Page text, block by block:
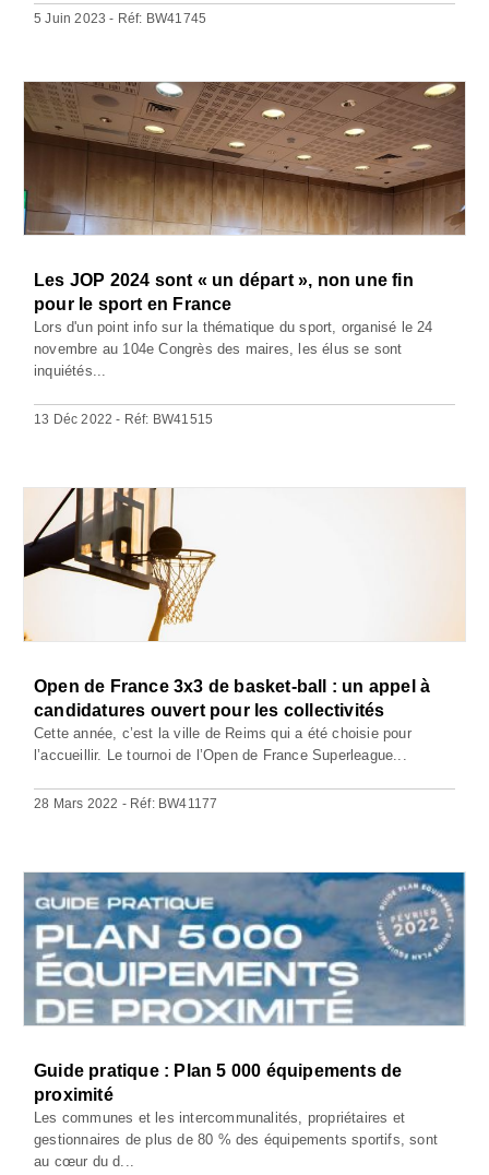
5 Juin 2023 - Réf: BW41745
Les JOP 2024 sont « un départ », non une fin
pour le sport en France
Lors d'un point info sur la thématique du sport, organisé le 24
novembre au 104e Congrès des maires, les élus se sont
inquiétés...
13 Déc 2022 - Réf: BW41515
Open de France 3x3 de basket-ball : un appel à
candidatures ouvert pour les collectivités
Cette année, c’est la ville de Reims qui a été choisie pour
l’accueillir. Le tournoi de l’Open de France Superleague...
28 Mars 2022 - Réf: BW41177
Guide pratique : Plan 5 000 équipements de
proximité
Les communes et les intercommunalités, propriétaires et
gestionnaires de plus de 80 % des équipements sportifs, sont
au cœur du d...